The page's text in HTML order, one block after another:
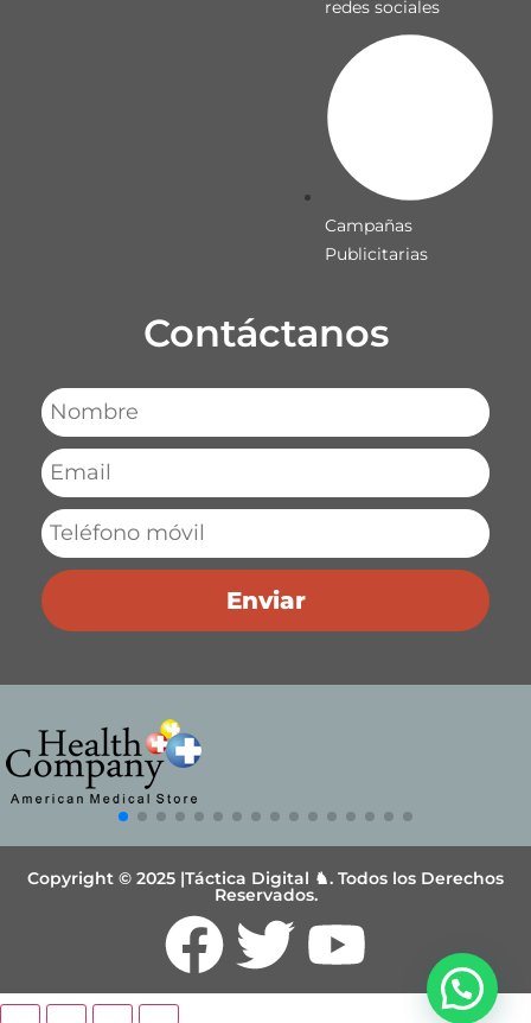
redes sociales
Campañas
Publicitarias
Contáctanos
Enviar
Copyright © 2025 |Táctica Digital ♞. Todos los Derechos
Reservados.